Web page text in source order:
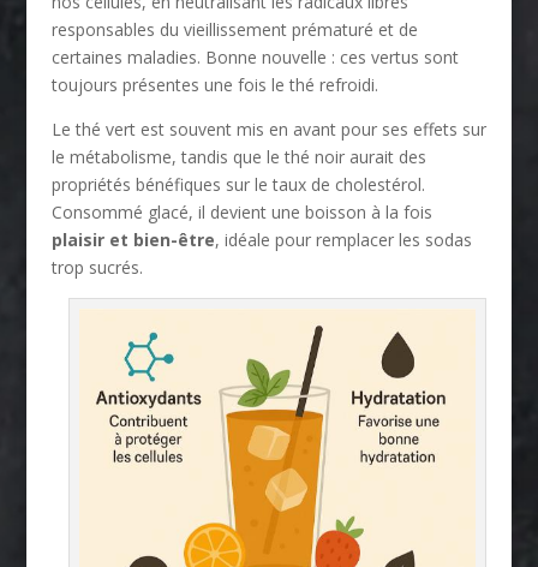
responsables du vieillissement prématuré et de
certaines maladies. Bonne nouvelle : ces vertus sont
toujours présentes une fois le thé refroidi.
Le thé vert est souvent mis en avant pour ses effets sur
le métabolisme, tandis que le thé noir aurait des
propriétés bénéfiques sur le taux de cholestérol.
Consommé glacé, il devient une boisson à la fois
plaisir et bien-être, idéale pour remplacer les sodas
trop sucrés.